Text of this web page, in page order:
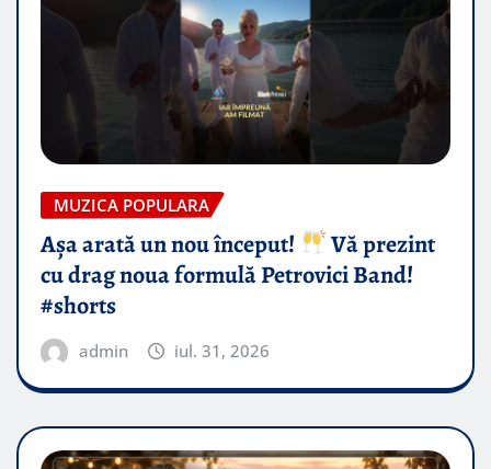
MUZICA POPULARA
Așa arată un nou început!
Vă prezint
cu drag noua formulă Petrovici Band!
#shorts
admin iul. 31, 2026